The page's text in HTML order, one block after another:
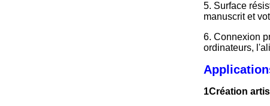
5. Surface
manuscrit et
6. Connexion
ordinateurs,
1Création